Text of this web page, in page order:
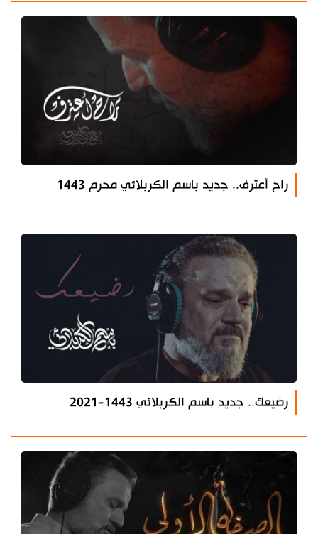
راح أعترف.. جديد باسم الكربلائي محرم 1443
رضيعك.. جديد باسم الكربلائي 1443-2021